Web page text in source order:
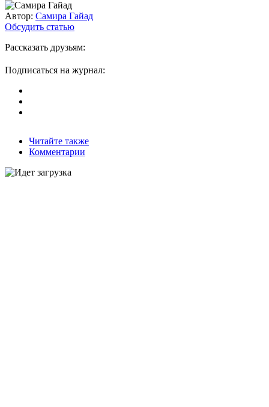
Автор: Самира Гайад
Обсудить статью
Рассказать друзьям:
Подписаться на журнал:
Читайте также
Комментарии